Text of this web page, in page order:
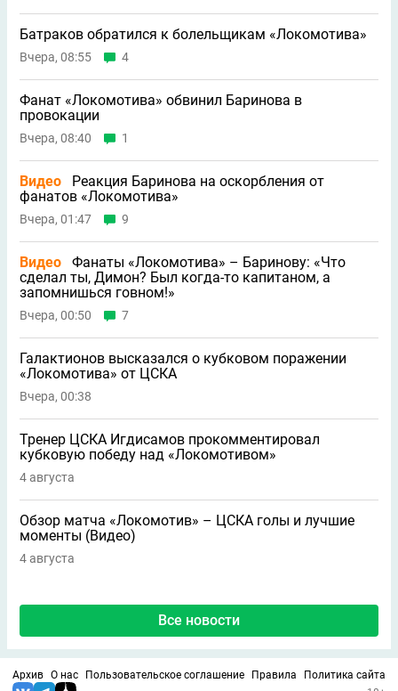
Батраков обратился к болельщикам «Локомотива»
Вчера, 08:55 4
Фанат «Локомотива» обвинил Баринова в
провокации
Вчера, 08:40 1
Видео
Реакция Баринова на оскорбления от
фанатов «Локомотива»
Вчера, 01:47 9
Видео
Фанаты «Локомотива» – Баринову: «Что
сделал ты, Димон? Был когда-то капитаном, а
запомнишься говном!»
Вчера, 00:50 7
Галактионов высказался о кубковом поражении
«Локомотива» от ЦСКА
Вчера, 00:38
Тренер ЦСКА Игдисамов прокомментировал
кубковую победу над «Локомотивом»
4 августа
Обзор матча «Локомотив» – ЦСКА голы и лучшие
моменты (Видео)
4 августа
Все новости
Архив О нас Пользовательское соглашение Правила
Политика сайта